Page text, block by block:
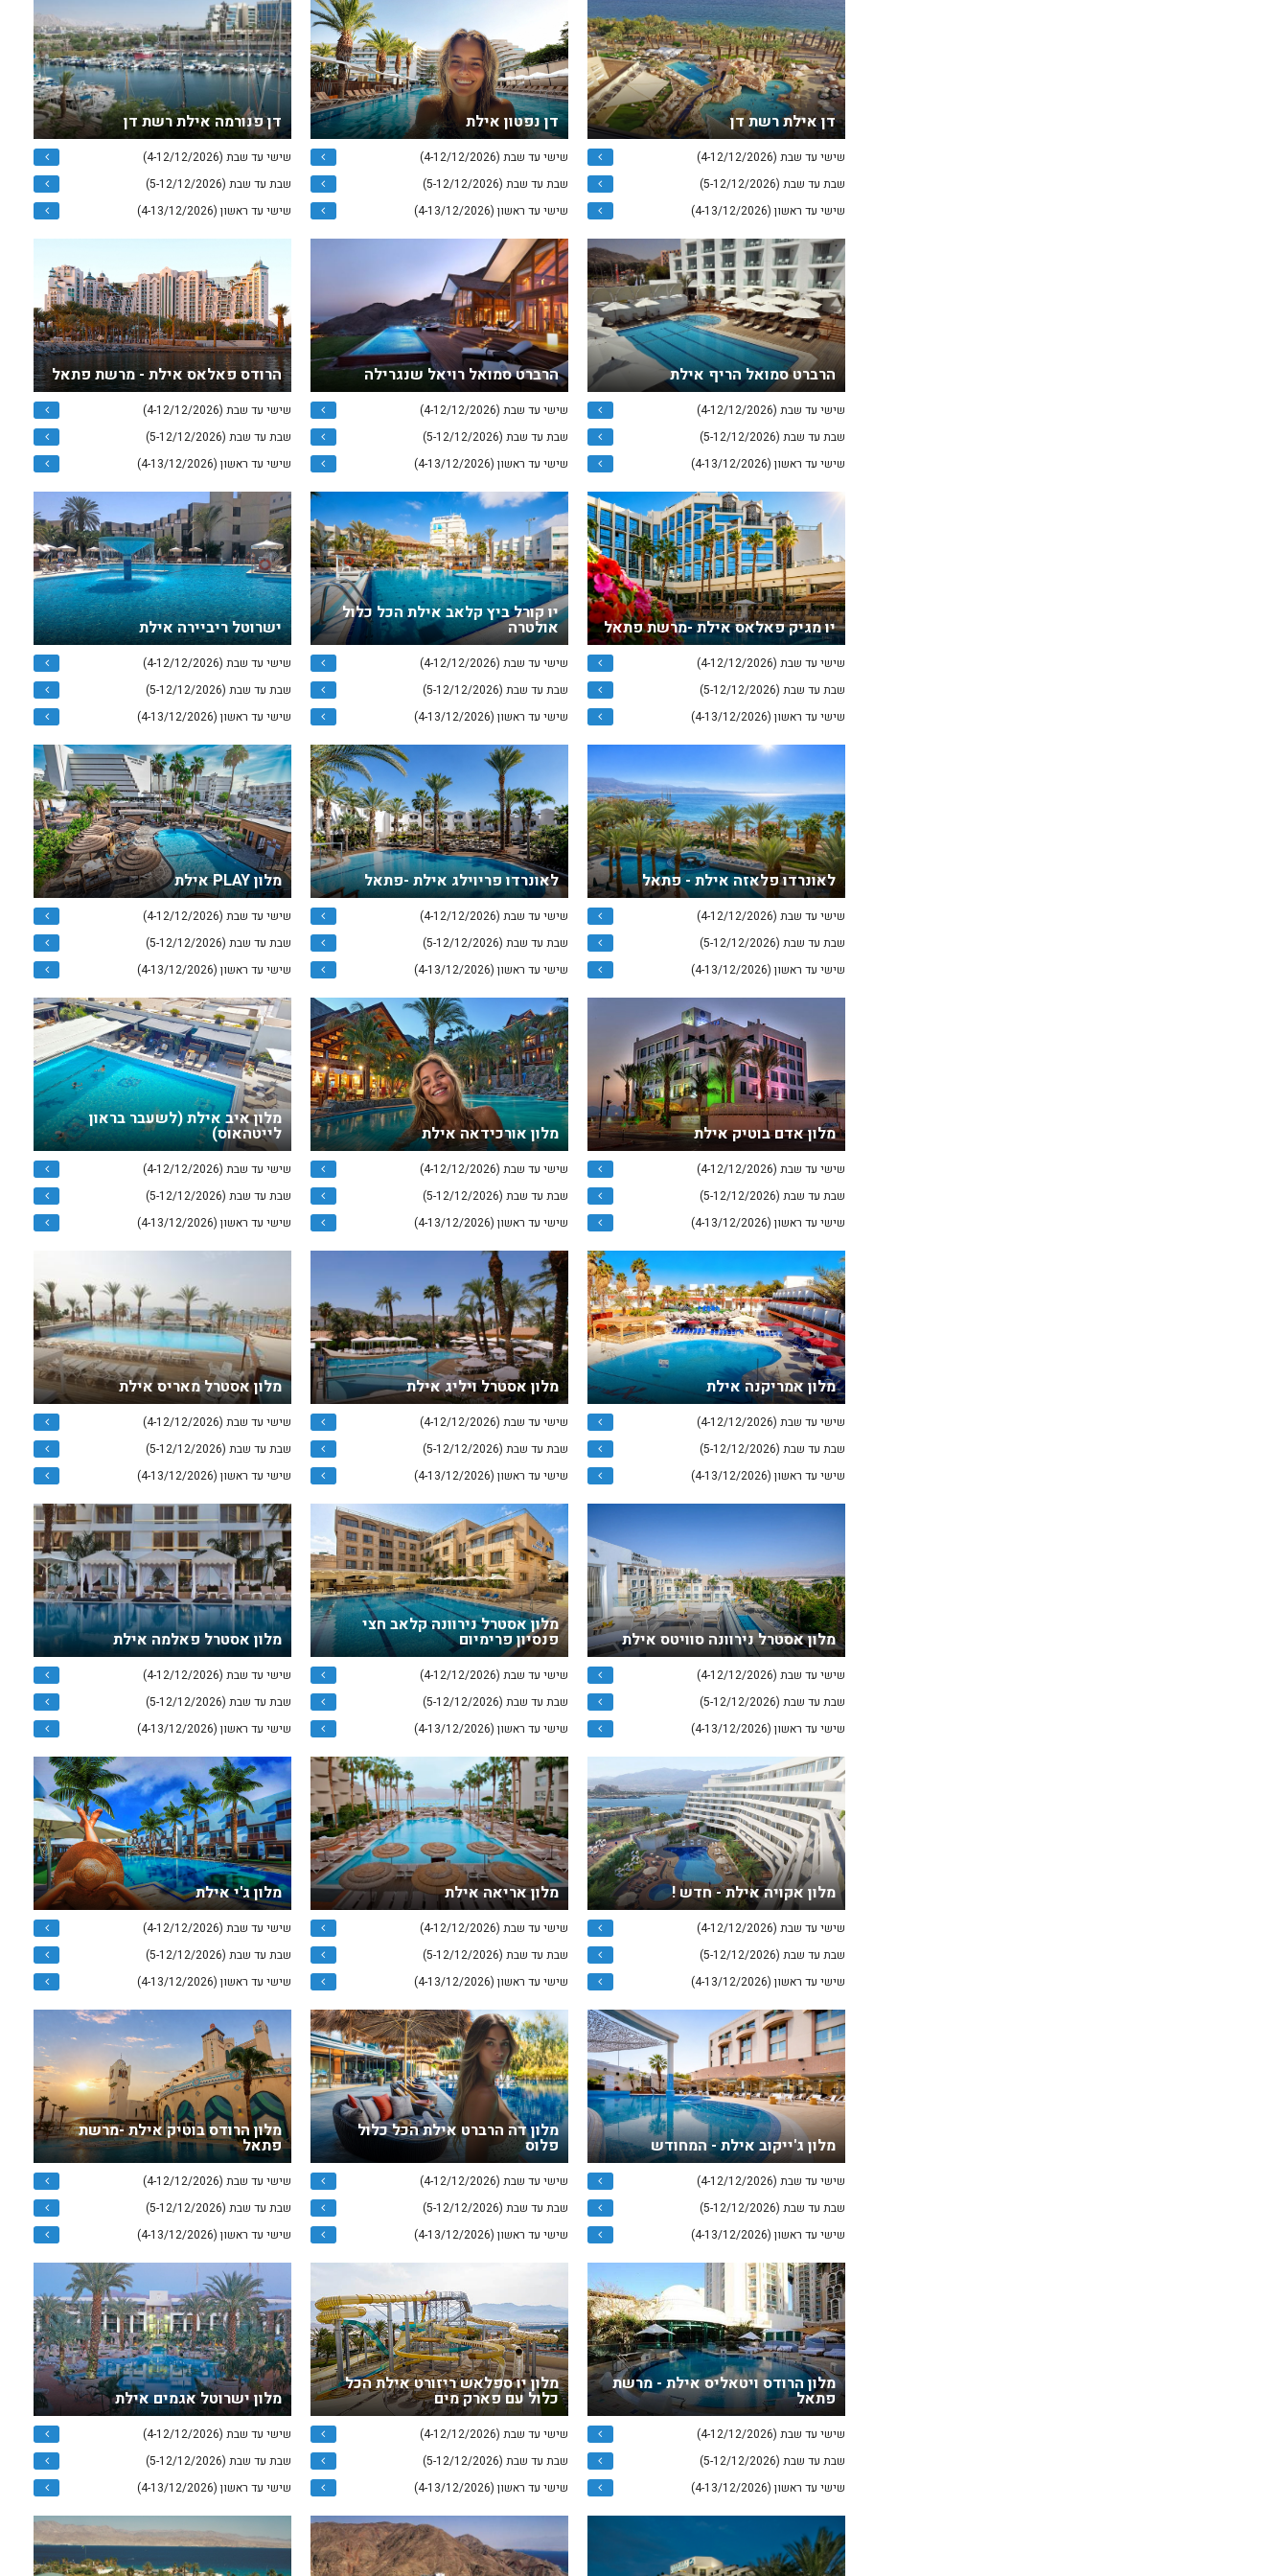
דן אילת רשת דן
שישי עד שבת (4-12/12/2026)
שבת עד שבת (5-12/12/2026)
שישי עד ראשון (4-13/12/2026)
דן נפטון אילת
שישי עד שבת (4-12/12/2026)
שבת עד שבת (5-12/12/2026)
שישי עד ראשון (4-13/12/2026)
דן פנורמה אילת רשת דן
שישי עד שבת (4-12/12/2026)
שבת עד שבת (5-12/12/2026)
שישי עד ראשון (4-13/12/2026)
הרברט סמואל הריף אילת
שישי עד שבת (4-12/12/2026)
שבת עד שבת (5-12/12/2026)
שישי עד ראשון (4-13/12/2026)
הרברט סמואל רויאל שנגרילה
שישי עד שבת (4-12/12/2026)
שבת עד שבת (5-12/12/2026)
שישי עד ראשון (4-13/12/2026)
הרודס פאלאס אילת - מרשת פתאל
שישי עד שבת (4-12/12/2026)
שבת עד שבת (5-12/12/2026)
שישי עד ראשון (4-13/12/2026)
יו מגיק פאלאס אילת -מרשת פתאל
שישי עד שבת (4-12/12/2026)
שבת עד שבת (5-12/12/2026)
שישי עד ראשון (4-13/12/2026)
יו קורל ביץ קלאב אילת הכל כלול
אולטרה
שישי עד שבת (4-12/12/2026)
שבת עד שבת (5-12/12/2026)
שישי עד ראשון (4-13/12/2026)
ישרוטל ריביירה אילת
שישי עד שבת (4-12/12/2026)
שבת עד שבת (5-12/12/2026)
שישי עד ראשון (4-13/12/2026)
לאונרדו פלאזה אילת - פתאל
שישי עד שבת (4-12/12/2026)
שבת עד שבת (5-12/12/2026)
שישי עד ראשון (4-13/12/2026)
לאונרדו פריוילג אילת -פתאל
שישי עד שבת (4-12/12/2026)
שבת עד שבת (5-12/12/2026)
שישי עד ראשון (4-13/12/2026)
מלון PLAY אילת
שישי עד שבת (4-12/12/2026)
שבת עד שבת (5-12/12/2026)
שישי עד ראשון (4-13/12/2026)
מלון אדם בוטיק אילת
שישי עד שבת (4-12/12/2026)
שבת עד שבת (5-12/12/2026)
שישי עד ראשון (4-13/12/2026)
מלון אורכידאה אילת
שישי עד שבת (4-12/12/2026)
שבת עד שבת (5-12/12/2026)
שישי עד ראשון (4-13/12/2026)
מלון איב אילת (לשעבר בראון
לייטהאוס)
שישי עד שבת (4-12/12/2026)
שבת עד שבת (5-12/12/2026)
שישי עד ראשון (4-13/12/2026)
מלון אמריקנה אילת
שישי עד שבת (4-12/12/2026)
שבת עד שבת (5-12/12/2026)
שישי עד ראשון (4-13/12/2026)
מלון אסטרל ויליג אילת
שישי עד שבת (4-12/12/2026)
שבת עד שבת (5-12/12/2026)
שישי עד ראשון (4-13/12/2026)
מלון אסטרל מאריס אילת
שישי עד שבת (4-12/12/2026)
שבת עד שבת (5-12/12/2026)
שישי עד ראשון (4-13/12/2026)
מלון אסטרל נירוונה סוויטס אילת
שישי עד שבת (4-12/12/2026)
שבת עד שבת (5-12/12/2026)
שישי עד ראשון (4-13/12/2026)
מלון אסטרל נירוונה קלאב חצי
פנסיון פרימיום
שישי עד שבת (4-12/12/2026)
שבת עד שבת (5-12/12/2026)
שישי עד ראשון (4-13/12/2026)
מלון אסטרל פאלמה אילת
שישי עד שבת (4-12/12/2026)
שבת עד שבת (5-12/12/2026)
שישי עד ראשון (4-13/12/2026)
מלון אקויה אילת - חדש !
שישי עד שבת (4-12/12/2026)
שבת עד שבת (5-12/12/2026)
שישי עד ראשון (4-13/12/2026)
מלון אריאה אילת
שישי עד שבת (4-12/12/2026)
שבת עד שבת (5-12/12/2026)
שישי עד ראשון (4-13/12/2026)
מלון ג'י אילת
שישי עד שבת (4-12/12/2026)
שבת עד שבת (5-12/12/2026)
שישי עד ראשון (4-13/12/2026)
מלון ג'ייקוב אילת - המחודש
שישי עד שבת (4-12/12/2026)
שבת עד שבת (5-12/12/2026)
שישי עד ראשון (4-13/12/2026)
מלון דה הרברט אילת הכל כלול
פלוס
שישי עד שבת (4-12/12/2026)
שבת עד שבת (5-12/12/2026)
שישי עד ראשון (4-13/12/2026)
מלון הרודס בוטיק אילת -מרשת
פתאל
שישי עד שבת (4-12/12/2026)
שבת עד שבת (5-12/12/2026)
שישי עד ראשון (4-13/12/2026)
מלון הרודס ויטאליס אילת - מרשת
פתאל
שישי עד שבת (4-12/12/2026)
שבת עד שבת (5-12/12/2026)
שישי עד ראשון (4-13/12/2026)
מלון יו ספלאש ריזורט אילת הכל
כלול עם פארק מים
שישי עד שבת (4-12/12/2026)
שבת עד שבת (5-12/12/2026)
שישי עד ראשון (4-13/12/2026)
מלון ישרוטל אגמים אילת
שישי עד שבת (4-12/12/2026)
שבת עד שבת (5-12/12/2026)
שישי עד ראשון (4-13/12/2026)